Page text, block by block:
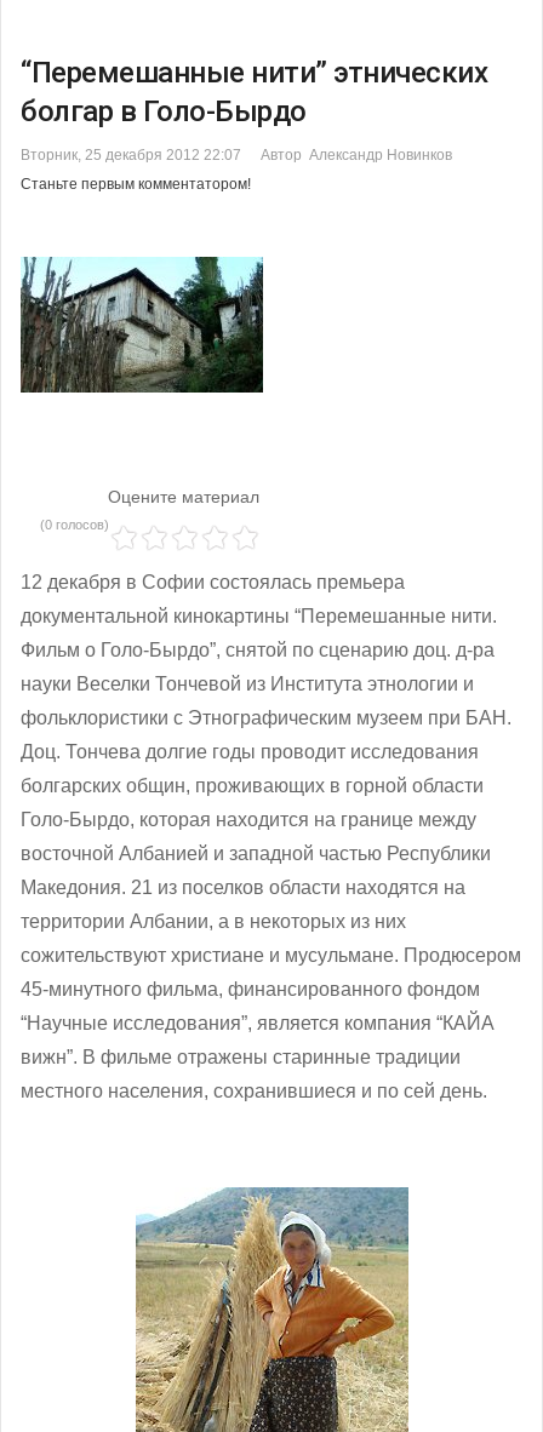
“Перемешанные нити” этнических
болгар в Голо-Бырдо
Вторник, 25 декабря 2012 22:07
Автор Александр Новинков
Станьте первым комментатором!
Оцените материал
(0 голосов)
12 декабря в Софии состоялась премьера
документальной кинокартины “Перемешанные нити.
Фильм о Голо-Бырдо”, снятой по сценарию доц. д-ра
науки Веселки Тончевой из Института этнологии и
фольклористики с Этнографическим музеем при БАН.
Доц. Тончева долгие годы проводит исследования
болгарских общин, проживающих в горной области
Голо-Бырдо, которая находится на границе между
восточной Албанией и западной частью Республики
Македония. 21 из поселков области находятся на
территории Албании, а в некоторых из них
сожительствуют христиане и мусульмане. Продюсером
45-минутного фильма, финансированного фондом
“Научные исследования”, является компания “КАЙА
вижн”. В фильме отражены старинные традиции
местного населения, сохранившиеся и по сей день.